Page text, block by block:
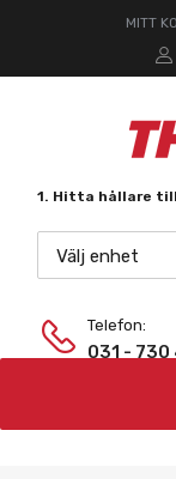
MITT
1. Hitta hållare
Välj enhet
Telefon:
031 - 730